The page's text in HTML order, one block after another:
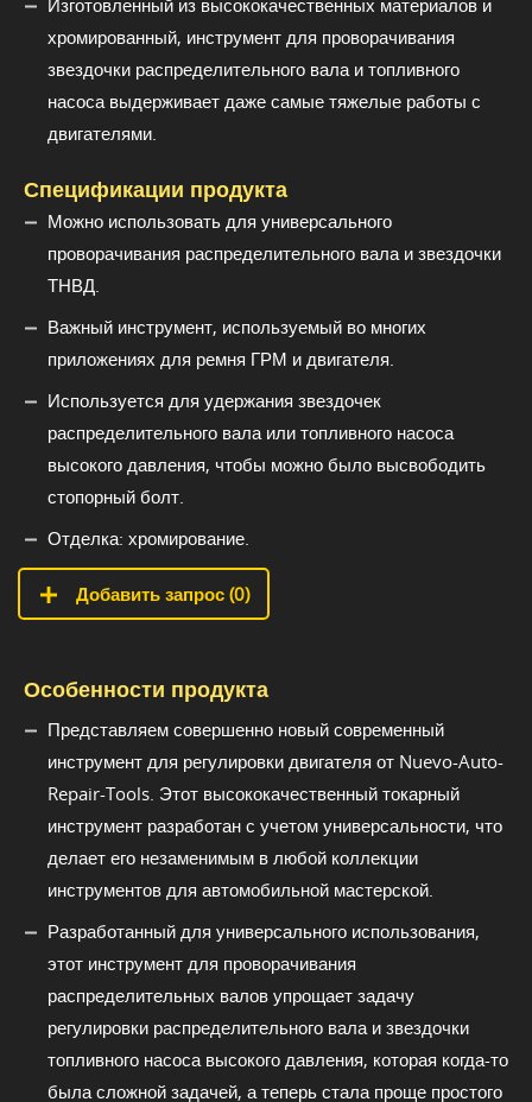
хромированный, инструмент для проворачивания
звездочки распределительного вала и топливного
насоса выдерживает даже самые тяжелые работы с
двигателями.
Спецификации продукта
Можно использовать для универсального
проворачивания распределительного вала и звездочки
ТНВД.
Важный инструмент, используемый во многих
приложениях для ремня ГРМ и двигателя.
Используется для удержания звездочек
распределительного вала или топливного насоса
высокого давления, чтобы можно было высвободить
стопорный болт.
Отделка: хромирование.
Добавить запрос (0)
Особенности продукта
Представляем совершенно новый современный
инструмент для регулировки двигателя от Nuevo-Auto-
Repair-Tools. Этот высококачественный токарный
инструмент разработан с учетом универсальности, что
делает его незаменимым в любой коллекции
инструментов для автомобильной мастерской.
Разработанный для универсального использования,
этот инструмент для проворачивания
распределительных валов упрощает задачу
регулировки распределительного вала и звездочки
топливного насоса высокого давления, которая когда-то
была сложной задачей, а теперь стала проще простого